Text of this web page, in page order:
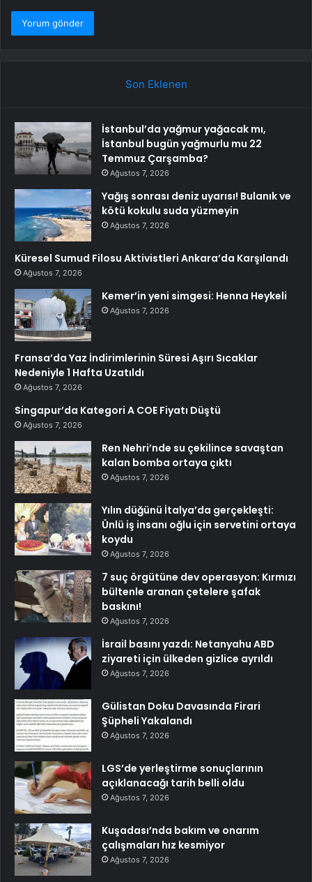
Son Eklenen
İstanbul’da yağmur yağacak mı,
İstanbul bugün yağmurlu mu 22
Temmuz Çarşamba?
Ağustos 7, 2026
Yağış sonrası deniz uyarısı! Bulanık ve
kötü kokulu suda yüzmeyin
Ağustos 7, 2026
Küresel Sumud Filosu Aktivistleri Ankara’da Karşılandı
Ağustos 7, 2026
Kemer’in yeni simgesi: Henna Heykeli
Ağustos 7, 2026
Fransa’da Yaz İndirimlerinin Süresi Aşırı Sıcaklar
Nedeniyle 1 Hafta Uzatıldı
Ağustos 7, 2026
Singapur’da Kategori A COE Fiyatı Düştü
Ağustos 7, 2026
Ren Nehri’nde su çekilince savaştan
kalan bomba ortaya çıktı
Ağustos 7, 2026
Yılın düğünü İtalya’da gerçekleşti:
Ünlü iş insanı oğlu için servetini ortaya
koydu
Ağustos 7, 2026
7 suç örgütüne dev operasyon: Kırmızı
bültenle aranan çetelere şafak
baskını!
Ağustos 7, 2026
İsrail basını yazdı: Netanyahu ABD
ziyareti için ülkeden gizlice ayrıldı
Ağustos 7, 2026
Gülistan Doku Davasında Firari
Şüpheli Yakalandı
Ağustos 7, 2026
LGS’de yerleştirme sonuçlarının
açıklanacağı tarih belli oldu
Ağustos 7, 2026
Kuşadası’nda bakım ve onarım
çalışmaları hız kesmiyor
Ağustos 7, 2026